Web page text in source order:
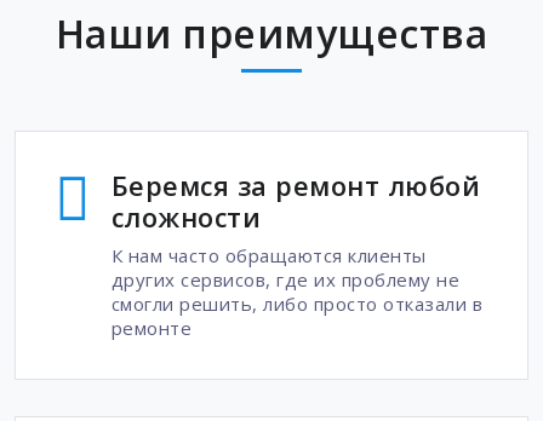
Наши преимущества
Беремся за ремонт любой
сложности
К нам часто обращаются клиенты
других сервисов, где их проблему не
смогли решить, либо просто отказали в
ремонте